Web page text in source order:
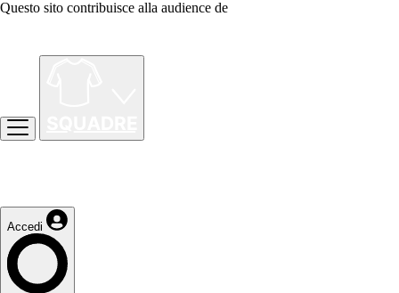
Questo sito contribuisce alla audience de
Accedi